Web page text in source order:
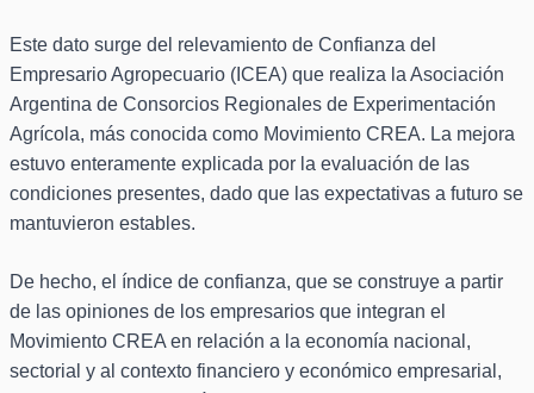
Este dato surge del relevamiento de Confianza del
Empresario Agropecuario (ICEA) que realiza la Asociación
Argentina de Consorcios Regionales de Experimentación
Agrícola, más conocida como Movimiento CREA. La mejora
estuvo enteramente explicada por la evaluación de las
condiciones presentes, dado que las expectativas a futuro se
mantuvieron estables.
De hecho, el índice de confianza, que se construye a partir
de las opiniones de los empresarios que integran el
Movimiento CREA en relación a la economía nacional,
sectorial y al contexto financiero y económico empresarial,